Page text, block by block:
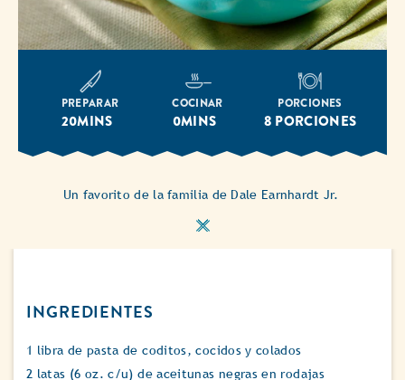
PREPARAR
20MINS
COCINAR
0MINS
PORCIONES
8 PORCIONES
Un favorito de la familia de Dale Earnhardt Jr.
INGREDIENTES
1 libra de pasta de coditos, cocidos y colados
2 latas (6 oz. c/u) de aceitunas negras en rodajas